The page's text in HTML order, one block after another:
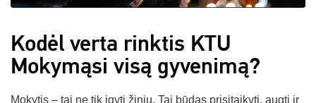
Kodėl verta rinktis KTU
Mokymąsi visą gyvenimą?
Mokytis – tai ne tik įgyti žinių. Tai būdas prisitaikyti, augti ir